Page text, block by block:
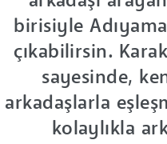
birisiyle
çıkabilirsin.
sayesinde,
arkadaşlarla
kolaylıkla